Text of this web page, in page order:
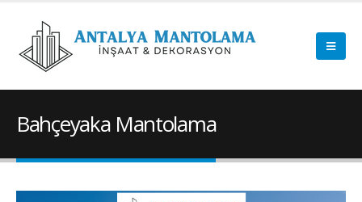
Bahçeyaka Mantolama